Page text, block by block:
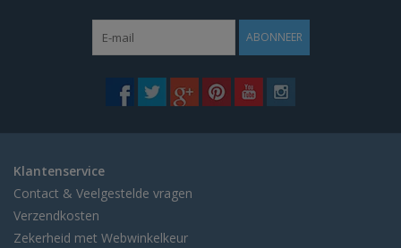
ABONNEER
Klantenservice
Contact & Veelgestelde vragen
Verzendkosten
Zekerheid met Webwinkelkeur